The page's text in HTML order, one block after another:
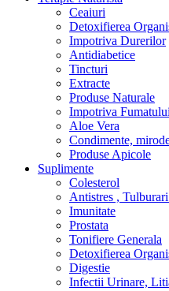
Ceaiuri
Detoxifierea
Impotriva Durerilor
Antidiabetice
Tincturi
Extracte
Produse Naturale
Impotriva Fumatului
Aloe Vera
Condimente,
Produse Apicole
Suplimente
Colesterol
Antistres ,
Imunitate
Prostata
Tonifiere Generala
Detoxifierea
Digestie
Infectii Urinare,